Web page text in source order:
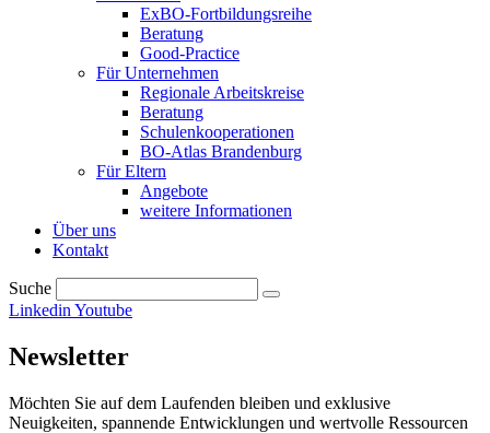
ExBO-Fortbildungsreihe
Beratung
Good-Practice
Für Unternehmen
Regionale Arbeitskreise
Beratung
Schulenkooperationen
BO-Atlas Brandenburg
Für Eltern
Angebote
weitere Informationen
Über uns
Kontakt
Suche
LinkedinYoutube
Newsletter
Möchten Sie auf dem Laufenden bleiben und exklusive
Neuigkeiten, spannende Entwicklungen und wertvolle Ressourcen